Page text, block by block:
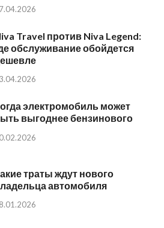
Travel против Niva Legend:
обслуживание обойдется
электромобиль может
выгоднее бензинового
траты ждут нового
автомобиля